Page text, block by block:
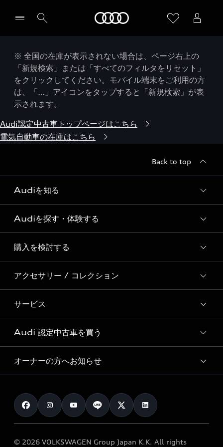
※ 全国の在庫が表示されない場合は、ページ右上の
「新規検索」または「すべてのフィルタをリセット」
をクリックしてください。モバイル端末をご利用の方
は、「…」アイコンをタップすると「新規検索」が表
示されます。
Audi認定中古車トップページはこちら
電気自動車の在庫はこちら
Back to top
Audiを知る
Audi ブランド
Story of Progress
Audi Sport
Formula 1®
デジタルサービス
Audiを探す・体験する
ディーラー検索
新車在庫検索
試乗車・展示車検索
見積り依頼
試乗予約
購入を検討する
モデル一覧
特別仕様モデル / 限定モデル
e-tronラインアップ
価格シミュレーション
車両比較
カタログ一覧
アクセサリー / コレクション
純正アクセサリー
オンラインショップ
Audi collection
アウディナビアプリ
サービス
サービス入庫予約
サービスプログラム
メンテナンス
車検 / 定期点検
e-tronアフターサポート
Audi 認定中古車を買う
Audi認定中古車
クオリティ
保証
メンテナンス
オーナーの方へお知らせ
お知らせ
オーナー様向けキャンペーン
© 2026 VOLKSWAGEN Group Japan K.K. All rights